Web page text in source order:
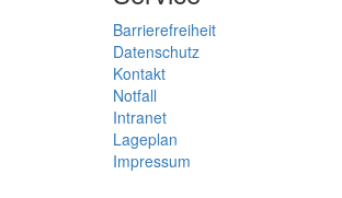
Barrierefreiheit
Datenschutz
Kontakt
Notfall
Intranet
Lageplan
Impressum